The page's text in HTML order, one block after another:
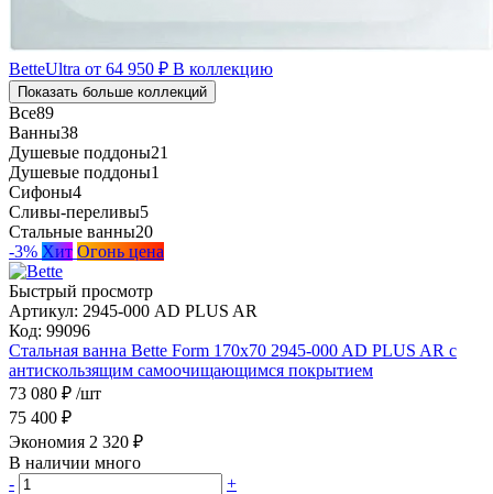
BetteUltra от 64 950 ₽ В коллекцию
Показать больше коллекций
Все89
Ванны38
Душевые поддоны21
Душевые поддоны1
Сифоны4
Сливы-переливы5
Стальные ванны20
-3% Хит Огонь цена
Быстрый просмотр
Артикул: 2945-000 AD PLUS AR
Код: 99096
Стальная ванна Bette Form 170x70 2945-000 AD PLUS AR с
антискользящим самоочищающимся покрытием
73 080 ₽ /шт
75 400 ₽
Экономия 2 320 ₽
В наличии много
-
+